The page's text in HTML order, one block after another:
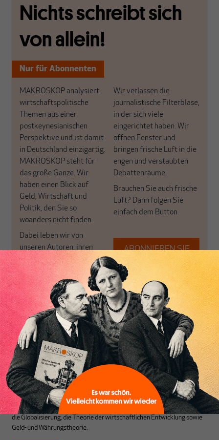
Nichts schreibt sich
von allein!
Nur für Abonnenten
MAKROSKOP analysiert
wirtschaftspolitische
Themen aus einer
postkeynesianischen
Perspektive und ist damit
in Deutschland einzigartig.
MAKROSKOP steht für
das große Ganze. Wir
haben einen Blick auf
Geld, Wirtschaft und
Politik, den Sie so
woanders nicht finden.
Dabei leben wir von
unseren Autoren, ihren
Recherchen, ihrem Wissen
und ihrem Enthusiasmus.
Gemeinsam scheren wir
aus den schmaler
werdenden Leitplanken
des Denkens aus.
Wir verlassen die
journalistische Filterblase,
in der sich viele
eingerichtet haben. Wir
öffnen Fenster und
bringen frische Luft in die
engen und verstaubten
Debattenräume.
Brauchen Sie auch frische
Luft? Dann folgen Sie
einfach dem Button.
ABONNIEREN SIE
MAKROSKOP
Schon Abonnent? Dann
hiereinloggen!
Heiner Flassbeckist Mitbegründer von MAKROSKOP.Er war
Honorarprofessor an der Universität Hamburg, Chef-Volkswirt der
UNCTAD und Staatssekretär im BMF. Seine Hauptarbeitsgebiete sind
die Globalisierung, die Theorie der wirtschaftlichen Entwicklung sowie
Geld- und Währungstheorie.